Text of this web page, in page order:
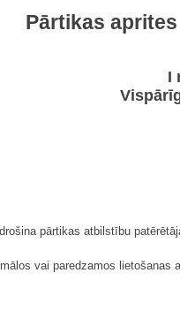
Pārtikas
I
pārtikas atbilstību
vai paredzamos lietošanas